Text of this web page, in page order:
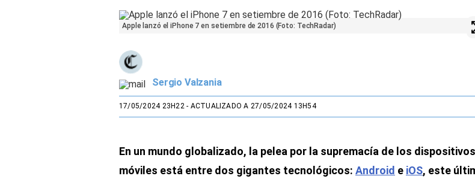
Apple lanzó el iPhone 7 en setiembre de 2016 (Foto: TechRadar)
Sergio Valzania
17/05/2024 23H22- ACTUALIZADO A 27/05/2024 13H54
En un mundo globalizado, la pelea por la supremacía de los dispositivos
móviles está entre dos gigantes tecnológicos: Android e iOS, este